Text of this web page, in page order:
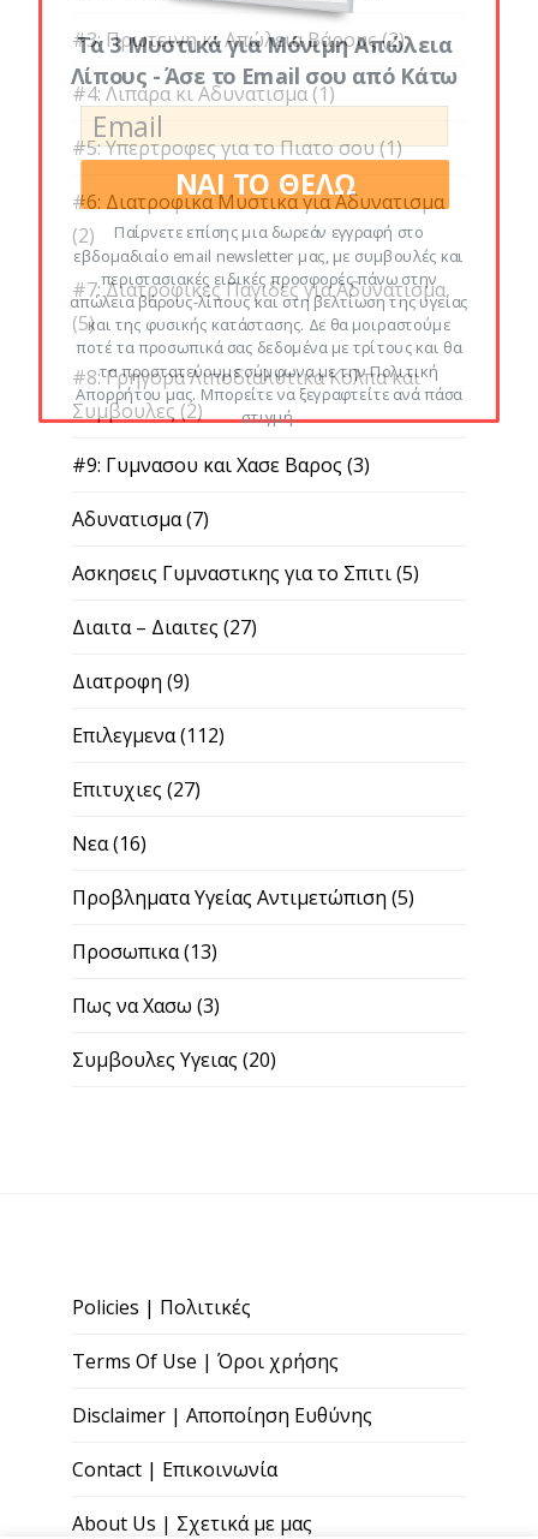
#3: Πρωτεινη κι Απώλεια Βάρους(2)
#4: Λιπαρα κι Αδυνατισμα(1)
#5: Υπερτροφες για το Πιατο σου(1)
#6: Διατροφικα Μυστικα για Αδυνατισμα
(2)
#7: Διατροφικες Παγιδες για Αδυνατισμα
(5)
#8: Γρηγορα Λιποδιαλυτικα Κολπα και
Συμβουλες (2)
#9: Γυμνασου και Χασε Βαρος (3)
Αδυνατισμα(7)
Ασκησεις Γυμναστικης για το Σπιτι(5)
Διαιτα – Διαιτες (27)
Διατροφη (9)
Επιλεγμενα(112)
Επιτυχιες (27)
Νεα(16)
Προβληματα Υγείας Αντιμετώπιση (5)
Προσωπικα(13)
Πως να Χασω (3)
Συμβουλες Υγειας (20)
Policies | Πολιτικές
Terms Of Use | Όροι χρήσης
Disclaimer | Αποποίηση Ευθύνης
Contact | Επικοινωνία
About Us | Σχετικά με μας
Τα 3 Μυστικά για Μόνιμη Απώλεια
Λίπους - Άσε το Email σου από Κάτω
ΝΑΙ ΤΟ ΘΕΛΩ
Παίρνετε επίσης μια δωρεάν εγγραφή στο
εβδομαδιαίο email newsletter μας, με συμβουλές και
περιστασιακές ειδικές προσφορές πάνω στην
απώλεια βάρους-λίπους και στη βελτίωση της υγείας
και της φυσικής κατάστασης. Δε θα μοιραστούμε
ποτέ τα προσωπικά σας δεδομένα με τρίτους και θα
τα προστατεύουμε σύμφωνα με την Πολιτική
Απορρήτου μας. Μπορείτε να ξεγραφτείτε ανά πάσα
στιγμή.